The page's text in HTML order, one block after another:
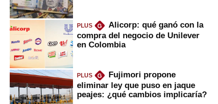
PLUS G
Alicorp: qué ganó con la
compra del negocio de Unilever
en Colombia
PLUS G
Fujimori propone
eliminar ley que puso en jaque
peajes: ¿qué cambios implicaría?